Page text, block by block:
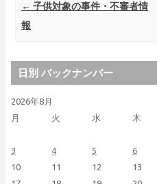
Post navigation
← 子供対象の事件・不審者情
報
日別 バックナンバー
2026年8月
月
火 水 木
3
4 5 6
10
11 12 13